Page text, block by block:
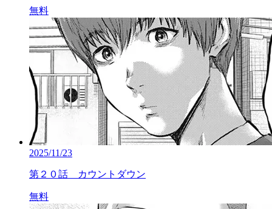
無料
2025/11/23
第２０話 カウントダウン
無料